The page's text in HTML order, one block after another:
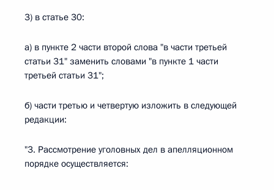
3) в статье 30:
а) в пункте 2 части второй слова "в части третьей
статьи 31" заменить словами "в пункте 1 части
третьей статьи 31";
б) части третью и четвертую изложить в следующей
редакции:
"3. Рассмотрение уголовных дел в апелляционном
порядке осуществляется: